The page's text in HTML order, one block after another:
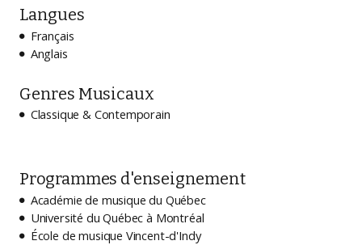
Langues
 Français
 Anglais
Genres Musicaux
 Classique & Contemporain
Programmes d'enseignement
 Académie de musique du Québec
 Université du Québec à Montréal
 École de musique Vincent-d'Indy